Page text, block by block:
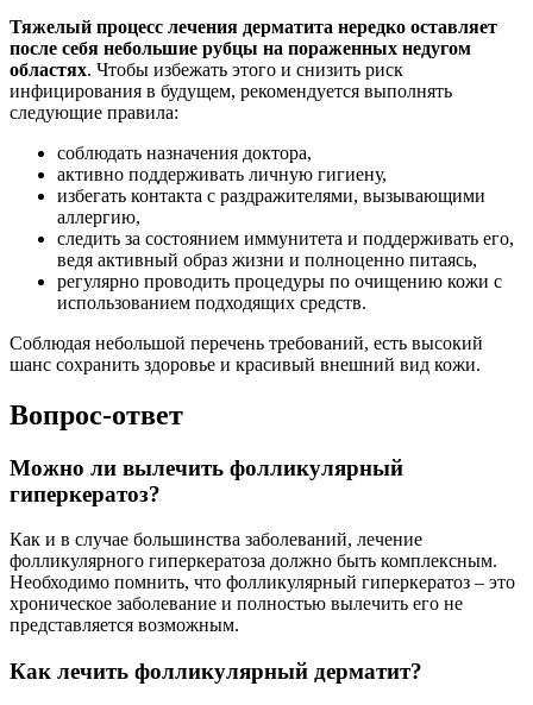
Тяжелый процесс лечения дерматита нередко оставляет
после себя небольшие рубцы на пораженных недугом
областях. Чтобы избежать этого и снизить риск
инфицирования в будущем, рекомендуется выполнять
следующие правила:
соблюдать назначения доктора,
активно поддерживать личную гигиену,
избегать контакта с раздражителями, вызывающими
аллергию,
следить за состоянием иммунитета и поддерживать его,
ведя активный образ жизни и полноценно питаясь,
регулярно проводить процедуры по очищению кожи с
использованием подходящих средств.
Соблюдая небольшой перечень требований, есть высокий
шанс сохранить здоровье и красивый внешний вид кожи.
Вопрос-ответ
Можно ли вылечить фолликулярный
гиперкератоз?
Как и в случае большинства заболеваний, лечение
фолликулярного гиперкератоза должно быть комплексным.
Необходимо помнить, что фолликулярный гиперкератоз – это
хроническое заболевание и полностью вылечить его не
представляется возможным.
Как лечить фолликулярный дерматит?